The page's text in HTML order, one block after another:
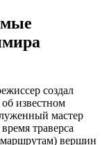
создал
известном
мастер
траверса
вершин